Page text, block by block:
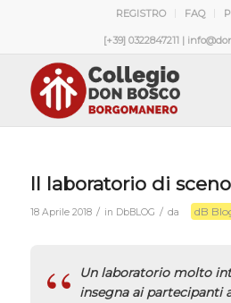
REGISTRO FAQ
[+39] 0322847211 |
Il laboratorio di
18 Aprile 2018 / in DbBLOG / da dB
Un laboratorio molto
insegna ai partecipanti